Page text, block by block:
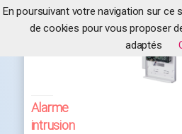
Alarme
intrusion
En poursuivant votre navigation sur ce
de cookies pour vous proposer
adaptés